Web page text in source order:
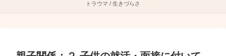
トラウマ / 生きづらさ